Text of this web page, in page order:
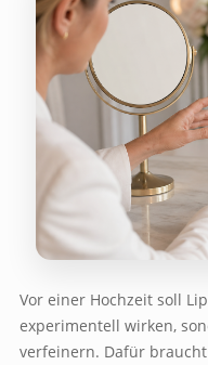
Vor einer Hochzeit soll
experimentell wirken,
verfeinern. Dafür